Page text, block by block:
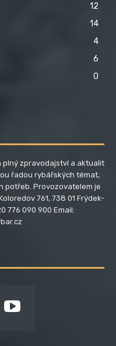
12
14
4
6
0
plný zpravodajství a aktualit
řadou rybářských témat,
potřeb. Provozovatelem je
761, 738 01 Frýdek-
776 090 900 Email: